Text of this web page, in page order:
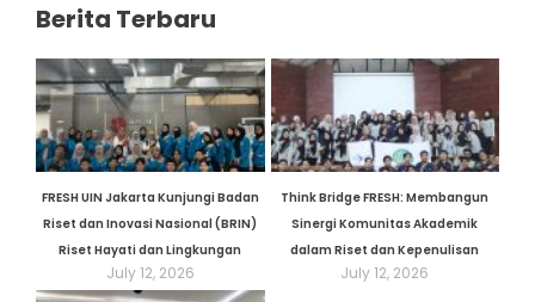
Berita Terbaru
FRESH UIN Jakarta Kunjungi Badan
Riset dan Inovasi Nasional (BRIN)
Riset Hayati dan Lingkungan
July 12, 2026
Think Bridge FRESH: Membangun
Sinergi Komunitas Akademik
dalam Riset dan Kepenulisan
July 12, 2026